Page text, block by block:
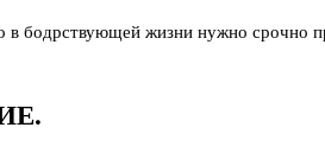
в бодрствующей жизни нужно